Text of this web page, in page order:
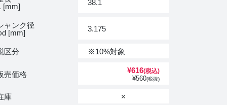
38.1
ャンク径
[mm]
3.175
区分 ※10%対象
売価格 ¥616(税込)
¥560(税抜)
庫 ×